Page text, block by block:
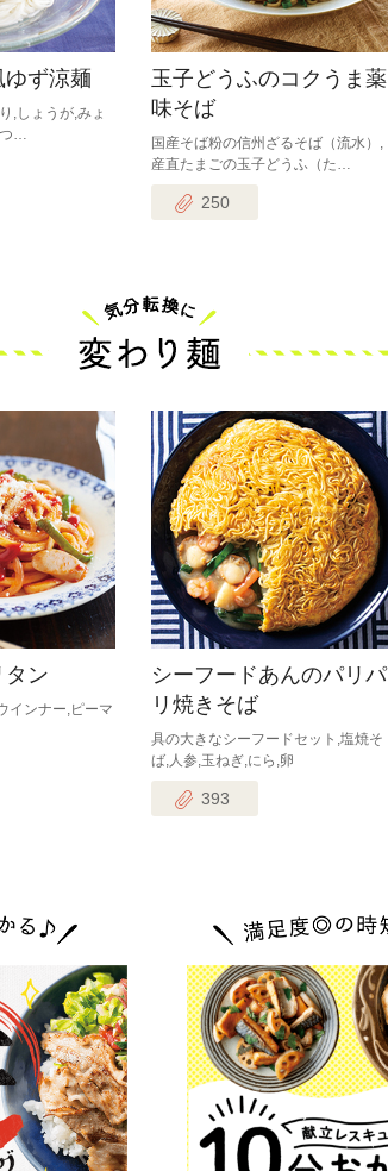
ゆず涼麺
,しょうが,みょ
つ…
玉子どうふのコクうま薬
味そば
国産そば粉の信州ざるそば（流水）,
産直たまごの玉子どうふ（た…
250
タン
インナー,ピーマ
シーフードあんのパリパ
リ焼きそば
具の大きなシーフードセット,塩焼そ
ば,人参,玉ねぎ,にら,卵
393